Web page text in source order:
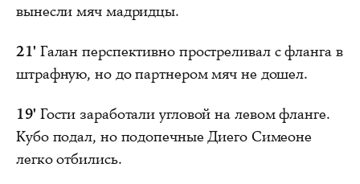
вынесли мяч мадридцы.
21' Галан перспективно простреливал с фланга в
штрафную, но до партнером мяч не дошел.
19' Гости заработали угловой на левом фланге.
Кубо подал, но подопечные Диего Симеоне
легко отбились.